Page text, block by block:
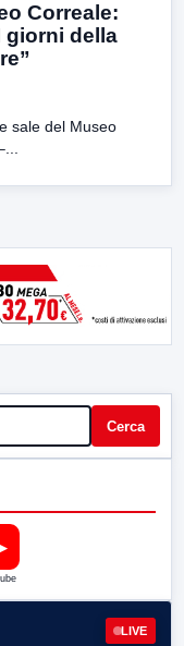
Correale:
giorni della
sale del Museo
Cerca
LIVE